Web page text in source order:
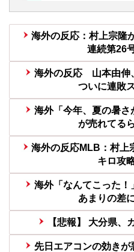
海外の反応：村上宗隆
連続第26
海外の反応 山本由伸
ついに連敗
海外「今年、夏の暑
が売れてる
海外の反応MLB：村上
キロ攻
海外「なんてこった
あまりの差
【悲報】 大分県、
先日エアコンの効き